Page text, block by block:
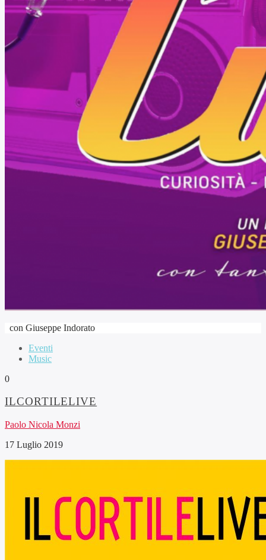
con Giuseppe Indorato
Eventi
Music
0
ILCORTILELIVE
Paolo Nicola Monzi
17 Luglio 2019